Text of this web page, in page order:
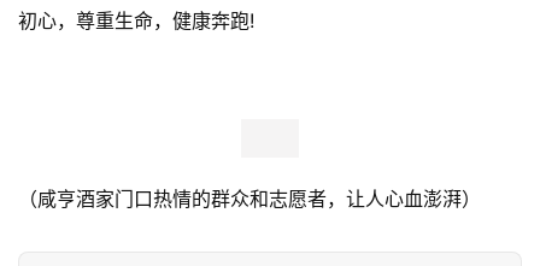
初心，尊重生命，健康奔跑!
（咸亨酒家门口热情的群众和志愿者，让人心血澎湃）